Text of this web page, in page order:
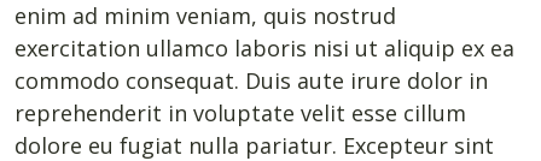
enim ad minim veniam, quis nostrud
exercitation ullamco laboris nisi ut aliquip ex ea
commodo consequat. Duis aute irure dolor in
reprehenderit in voluptate velit esse cillum
dolore eu fugiat nulla pariatur. Excepteur sint